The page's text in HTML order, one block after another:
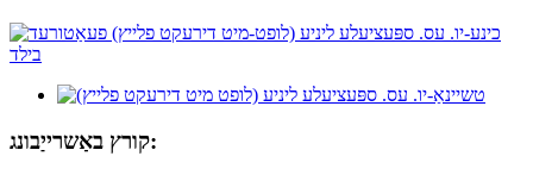
קורץ באַשרייַבונג: